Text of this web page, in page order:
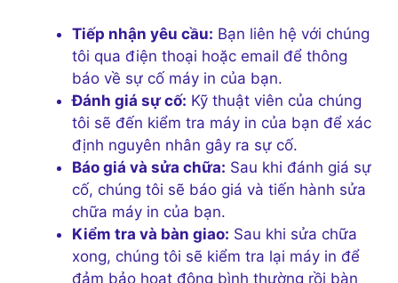
Tiếp nhận yêu cầu: Bạn liên hệ với chúng
tôi qua điện thoại hoặc email để thông
báo về sự cố máy in của bạn.
Đánh giá sự cố: Kỹ thuật viên của chúng
tôi sẽ đến kiểm tra máy in của bạn để xác
định nguyên nhân gây ra sự cố.
Báo giá và sửa chữa: Sau khi đánh giá sự
cố, chúng tôi sẽ báo giá và tiến hành sửa
chữa máy in của bạn.
Kiểm tra và bàn giao: Sau khi sửa chữa
xong, chúng tôi sẽ kiểm tra lại máy in để
đảm bảo hoạt động bình thường rồi bàn